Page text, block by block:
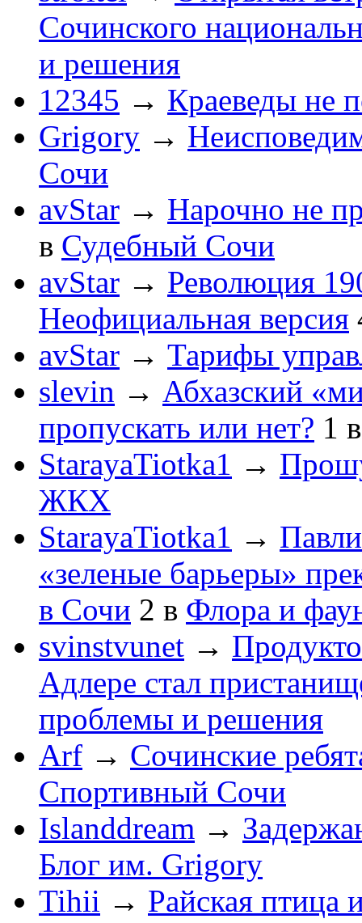
Сочинского
и решения
12345 → Краеведы не
Grigory →
Сочи
avStar → Нарочно не
в Судебный Сочи
avStar → Революция
Неофициальная версия
avStar → Тарифы
slevin → Абхазский
пропускать или нет? 1
StarayaTiotka1 →
ЖКХ
StarayaTiotka1 →
«зеленые барьеры»
в Сочи 2 в Флора и
svinstvunet →
Адлере стал
проблемы и решения
Arf → Сочинские
Спортивный Сочи
Islanddream →
Блог им. Grigory
Tihii → Райская птица